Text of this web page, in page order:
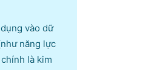
vào dữ
năng lực
là kim